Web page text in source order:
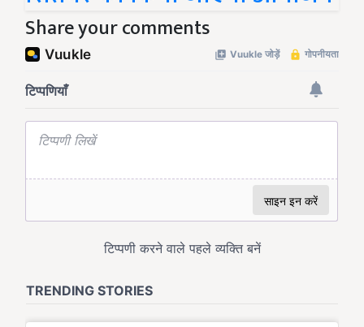
Share your comments